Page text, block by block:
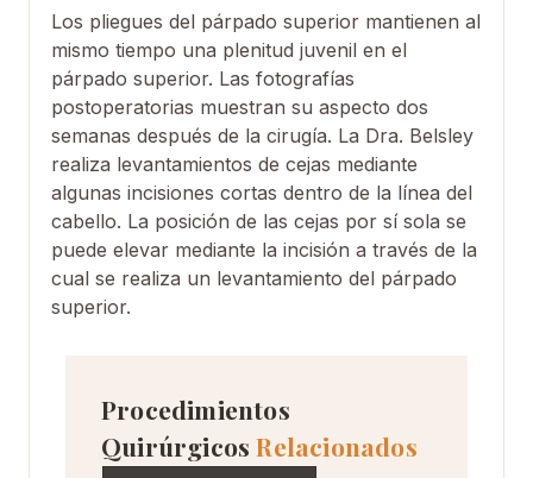
Los pliegues del párpado superior mantienen al
mismo tiempo una plenitud juvenil en el
párpado superior. Las fotografías
postoperatorias muestran su aspecto dos
semanas después de la cirugía. La Dra. Belsley
realiza levantamientos de cejas mediante
algunas incisiones cortas dentro de la línea del
cabello. La posición de las cejas por sí sola se
puede elevar mediante la incisión a través de la
cual se realiza un levantamiento del párpado
superior.
Procedimientos
Quirúrgicos Relacionados